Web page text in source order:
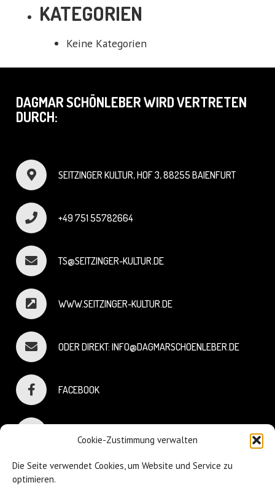
Cookie-Zustimmung verwalten
Die Seite verwendet Cookies, um Website und Service zu
optimieren.
KATEGORIEN
Keine Kategorien
DAGMAR SCHÖNLEBER WIRD VERTRETEN
DURCH:
SEITZINGER KULTUR, HOF 3, 88255 BAIENFURT
+49 751 55782664
TS@SEITZINGER-KULTUR.DE
WWW.SEITZINGER-KULTUR.DE
ODER DIREKT: INFO@DAGMARSCHOENLEBER.DE
FACEBOOK